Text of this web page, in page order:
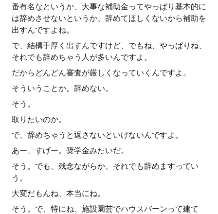
番有名なというか、大事な補助金ってやっぱり基本的に
は辞めさせないというか、辞めてほしくないから補助を
出すんですよね。
で、結構手厚く出すんですけど、でもね、やっぱりね、
それでも辞めちゃう人が多いんですよ。
だからどんどん審査が厳しくなっていくんですよ。
そういうことか。辞めない。
そう。
取りたいのか。
で、辞めちゃうと返さないといけないんですよ。
あー、すげー。奨学金みたいだ。
そう。でも、残念ながらか、それでも辞めますってい
う。
大変だもんね、本当にね。
そう。で、特にね、施設園芸でハウスバーンって建て